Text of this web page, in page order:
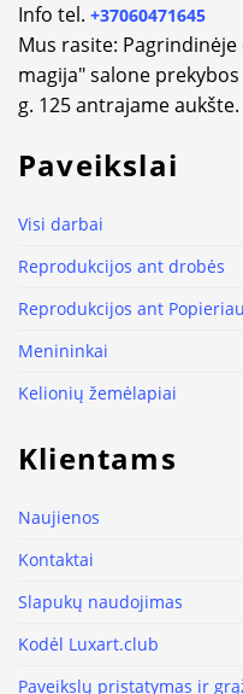
Info tel. +37060471645
Mus rasite:
magija" salone
g. 125 antrajame aukšte.
Paveikslai
Visi darbai
Reprodukcijos ant drobės
Reprodukcijos ant
Menininkai
Kelionių žemėlapiai
Klientams
Naujienos
Kontaktai
Slapukų naudojimas
Kodėl Luxart.club
Paveikslų pristatymas ir